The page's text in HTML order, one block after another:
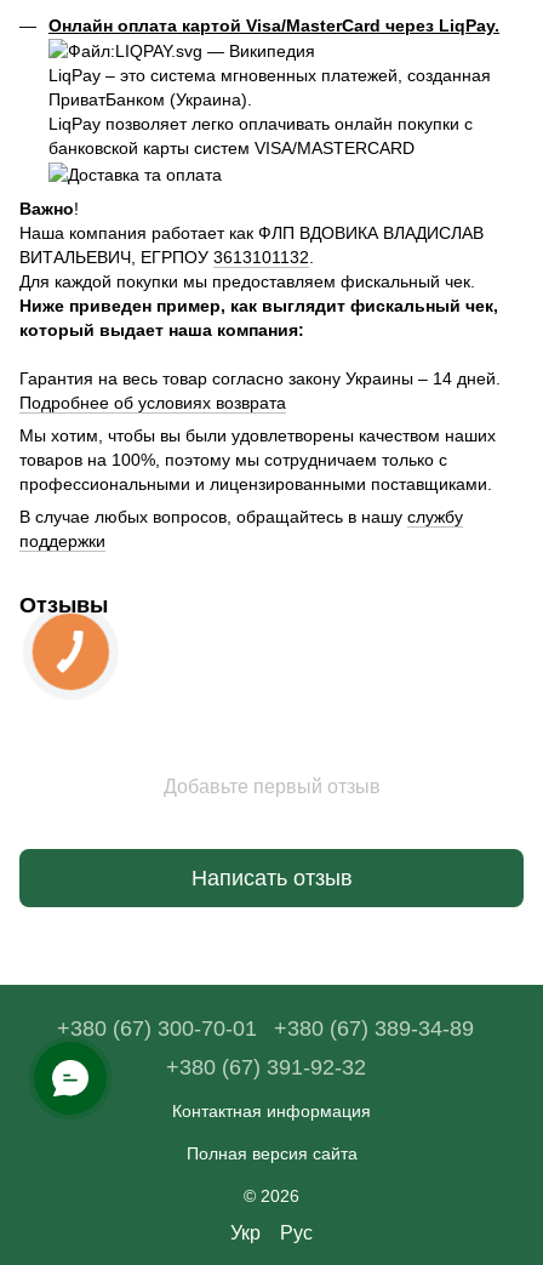
Онлайн оплата картой Visa/MasterCard через LiqPay.
LiqPay – это система мгновенных платежей, созданная
ПриватБанком (Украина).
LiqPay позволяет легко оплачивать онлайн покупки с
банковской карты систем VISA/MASTERCARD
Важно!
Наша компания работает как ФЛП ВДОВИКА ВЛАДИСЛАВ
ВИТАЛЬЕВИЧ, ЕГРПОУ 3613101132
Для каждой покупки мы предоставляем фискальный чек.
Ниже приведен пример, как выглядит фискальный чек,
который выдает наша компания:
Гарантия на весь товар согласно закону Украины – 14 дней.
Подробнее об условиях возврата
Мы хотим, чтобы вы были удовлетворены качеством наших
товаров на 100%, поэтому мы сотрудничаем только с
профессиональными и лицензированными поставщиками.
В случае любых вопросов, обращайтесь в нашу службу
поддержки
Отзывы
Добавьте первый отзыв
Написать отзыв
+380 (67) 300-70-01
+380 (67) 389-34-89
+380 (67) 391-92-32
Контактная информация
Полная версия сайта
© 2026
Укр Рус